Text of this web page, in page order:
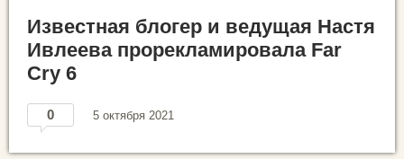
Известная блогер и ведущая Настя
Ивлеева прорекламировала Far
Cry 6
0 5 октября 2021